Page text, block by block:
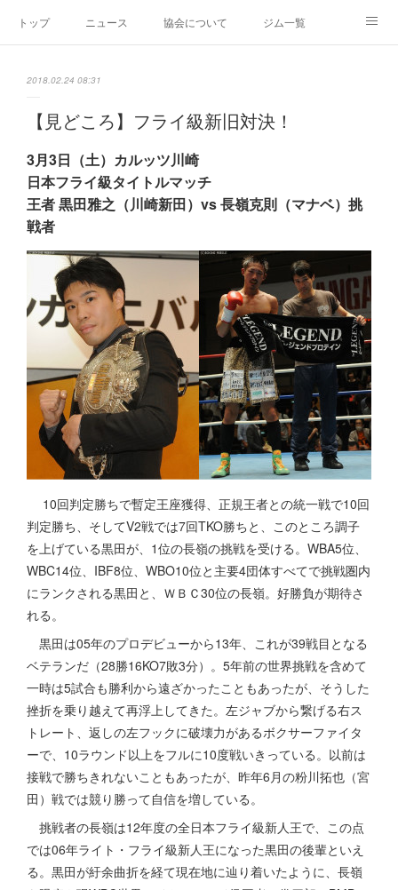
トップ ニュース 協会について ジム一覧
2018.02.24 08:31
【見どころ】フライ級新旧対決！
3月3日（土）カルッツ川崎
日本フライ級タイトルマッチ
王者 黒田雅之（川崎新田）vs 長嶺克則（マナベ）挑
戦者
10回判定勝ちで暫定王座獲得、正規王者との統一戦で10回
判定勝ち、そしてV2戦では7回TKO勝ちと、このところ調子
を上げている黒田が、1位の長嶺の挑戦を受ける。WBA5位、
WBC14位、IBF8位、WBO10位と主要4団体すべてで挑戦圏内
にランクされる黒田と、ＷＢＣ30位の長嶺。好勝負が期待さ
れる。
黒田は05年のプロデビューから13年、これが39戦目となる
ベテランだ（28勝16KO7敗3分）。5年前の世界挑戦を含めて
一時は5試合も勝利から遠ざかったこともあったが、そうした
挫折を乗り越えて再浮上してきた。左ジャブから繋げる右ス
トレート、返しの左フックに破壊力があるボクサーファイタ
ーで、10ラウンド以上をフルに10度戦いきっている。以前は
接戦で勝ちきれないこともあったが、昨年6月の粉川拓也（宮
田）戦では競り勝って自信を増している。
挑戦者の長嶺は12年度の全日本フライ級新人王で、この点
では06年ライト・フライ級新人王になった黒田の後輩といえ
る。黒田が紆余曲折を経て現在地に辿り着いたように、長嶺